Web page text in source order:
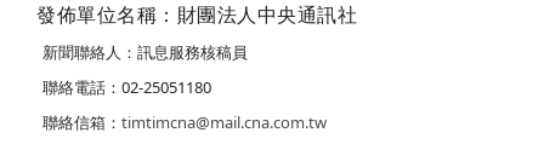
發佈單位名稱：財團法人中央通訊社
新聞聯絡人：訊息服務核稿員
聯絡電話：02-25051180
聯絡信箱： timtimcna@mail.cna.com.tw